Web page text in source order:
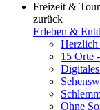
Freizeit &
zurück
Erleben &
Herzlich
15 Orte
Ohne